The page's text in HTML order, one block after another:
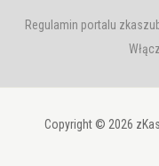
Regulamin portalu
Copyright © 2026